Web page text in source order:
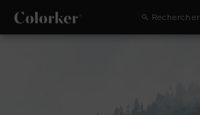
Rechercher